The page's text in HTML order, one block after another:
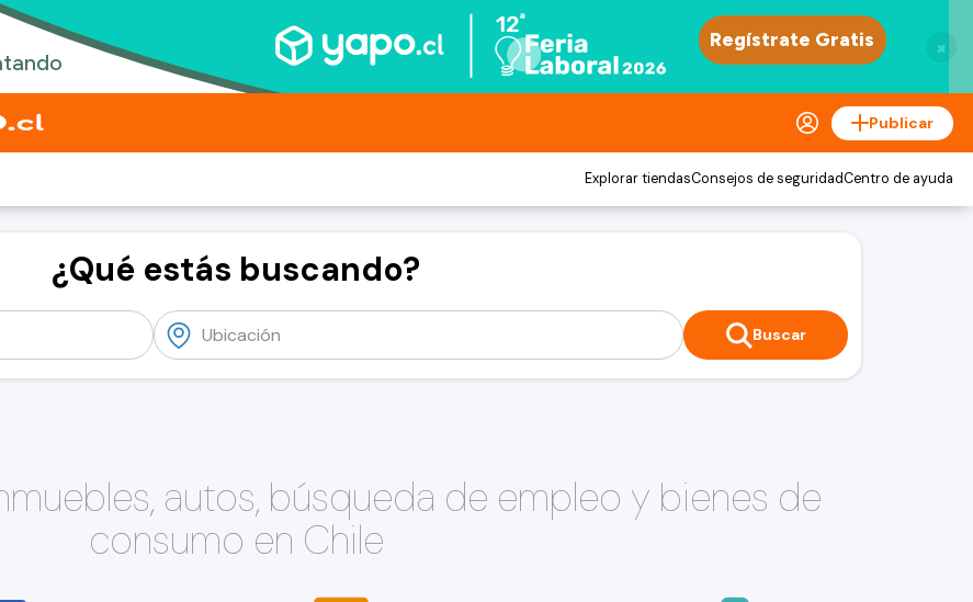
×
Publicar
Explorar tiendasConsejos de seguridadCentro de ayuda
¿Qué estás buscando?
Buscar
autos, búsqueda de empleo y bienes de
consumo en Chile